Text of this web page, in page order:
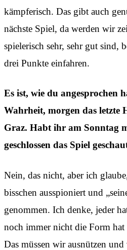
kämpferisch. Das gibt auch
nächste Spiel, da werden wir
spielerisch sehr, sehr gut sind,
drei Punkte einfahren.
Es ist, wie du angesprochen
Wahrheit, morgen das letzte
Graz. Habt ihr am Sonntag
geschlossen das Spiel
Nein, das nicht, aber ich
bisschen ausspioniert und
genommen. Ich denke, jeder
noch immer nicht die Form
Das müssen wir ausnützen und